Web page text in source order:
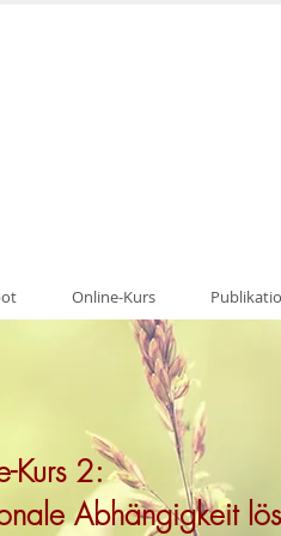
Online-Kurs
Kurs 2:
Abhängigkeit